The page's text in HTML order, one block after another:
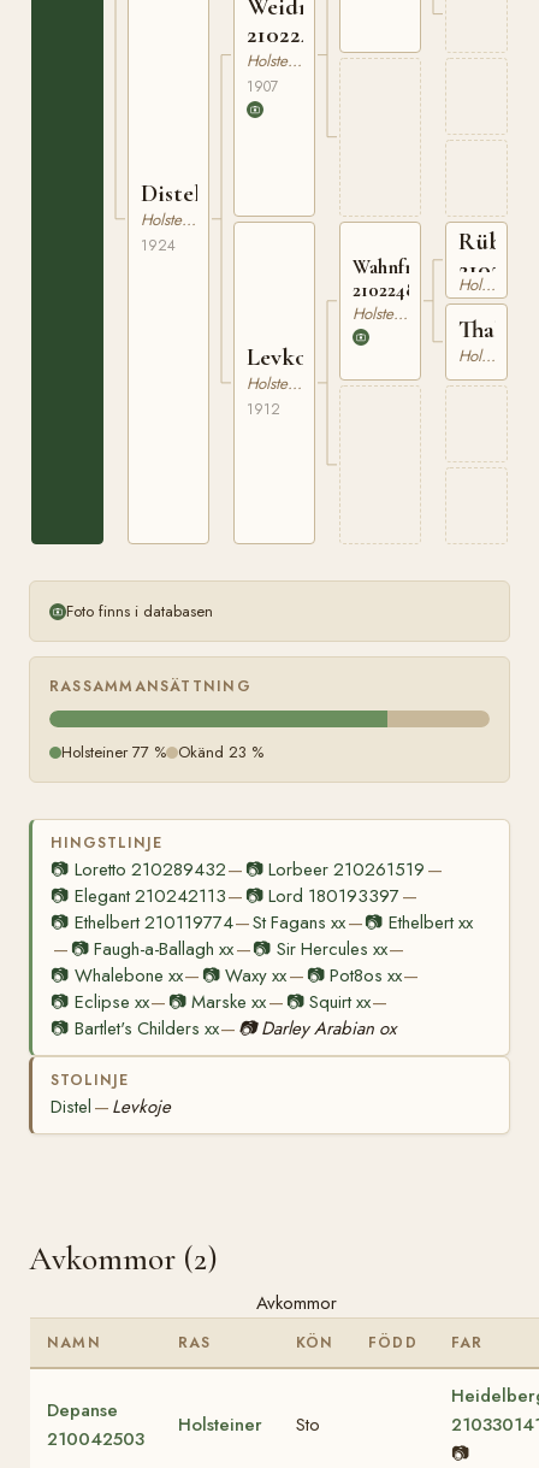
Distel
Holsteiner
1924
Weidmann
210224907
Holsteiner
1907
Levkoje
Holsteiner
1912
Wahnfried
210224807
Holsteiner
Holsteiner
Thalia
Holsteiner
Foto finns i databasen
RASSAMMANSÄTTNING
Holsteiner 77 % Okänd 23 %
HINGSTLINJE
📷 Loretto 210289432— 📷Lorbeer 210261519 —
📷 Elegant 210242113— 📷Lord 180193397 —
📷 Ethelbert 210119774—St Fagans xx—📷 Ethelbert xx
— 📷Faugh-a-Ballagh xx—📷 Sir Hercules xx—
📷 Whalebone xx— 📷Waxy xx— 📷 Pot8os xx—
📷 Eclipse xx— 📷Marske xx— 📷 Squirt xx—
📷 Bartlet's Childers xx— 📷 Darley Arabian ox
STOLINJE
Distel — Levkoje
Avkommor (2)
Avkommor
NAMN RAS KÖN FÖDD FAR
Depanse
210042503
Holsteiner Sto
📷